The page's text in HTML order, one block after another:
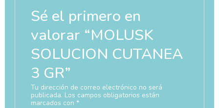
Sé el primero en
valorar “MOLUSK
SOLUCION CUTANEA
3 GR”
Tu dirección de correo electrónico no será
publicada. Los campos obligatorios están
marcados con *